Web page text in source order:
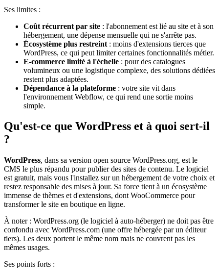
Ses limites :
Coût récurrent par site : l'abonnement est lié au site et à son
hébergement, une dépense mensuelle qui ne s'arrête pas.
Écosystème plus restreint : moins d'extensions tierces que
WordPress, ce qui peut limiter certaines fonctionnalités métier.
E-commerce limité à l'échelle : pour des catalogues
volumineux ou une logistique complexe, des solutions dédiées
restent plus adaptées.
Dépendance à la plateforme : votre site vit dans
l'environnement Webflow, ce qui rend une sortie moins
simple.
Qu'est-ce que WordPress et à quoi sert-il
?
WordPress, dans sa version open source WordPress.org, est le
CMS le plus répandu pour publier des sites de contenu. Le logiciel
est gratuit, mais vous l'installez sur un hébergement de votre choix et
restez responsable des mises à jour. Sa force tient à un écosystème
immense de thèmes et d'extensions, dont WooCommerce pour
transformer le site en boutique en ligne.
À noter : WordPress.org (le logiciel à auto-héberger) ne doit pas être
confondu avec WordPress.com (une offre hébergée par un éditeur
tiers). Les deux portent le même nom mais ne couvrent pas les
mêmes usages.
Ses points forts :